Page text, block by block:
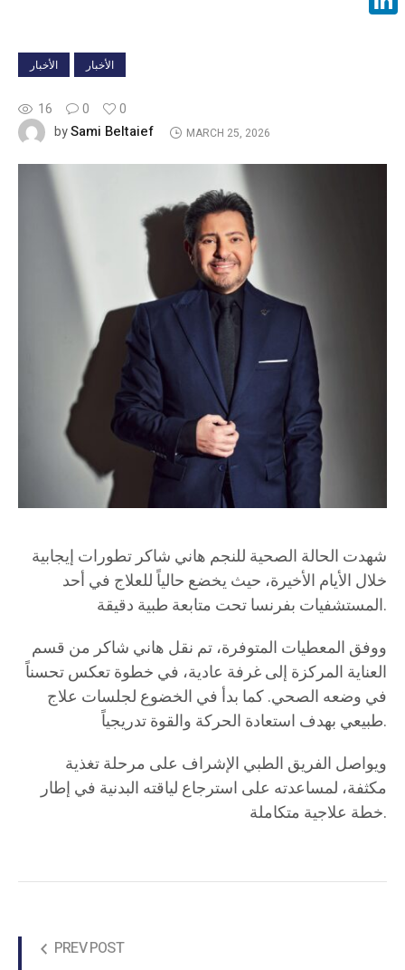
الأخبار الأخبار
16 0
0
bySami Beltaief MARCH 25, 2026
شهدت الحالة الصحية للنجم هاني شاكر تطورات إيجابية
خلال الأيام الأخيرة، حيث يخضع حالياً للعلاج في أحد
المستشفيات بفرنسا تحت متابعة طبية دقيقة.
ووفق المعطيات المتوفرة، تم نقل هاني شاكر من قسم
العناية المركزة إلى غرفة عادية، في خطوة تعكس تحسناً
في وضعه الصحي. كما بدأ في الخضوع لجلسات علاج
طبيعي بهدف استعادة الحركة والقوة تدريجياً.
ويواصل الفريق الطبي الإشراف على مرحلة تغذية
مكثفة، لمساعدته على استرجاع لياقته البدنية في إطار
خطة علاجية متكاملة.
PREV POST